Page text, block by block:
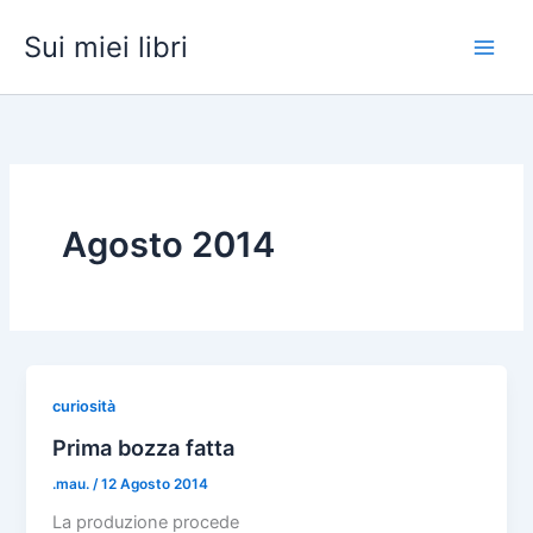
Sui miei libri
Agosto 2014
curiosità
Prima bozza fatta
.mau. /12 Agosto 2014
La produzione procede